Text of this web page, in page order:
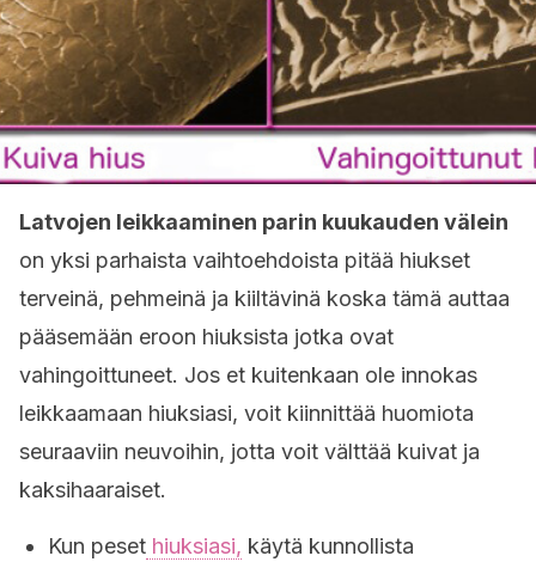
Latvojen leikkaaminen parin kuukauden välein
on yksi parhaista vaihtoehdoista pitää hiukset
terveinä, pehmeinä ja kiiltävinä koska tämä auttaa
pääsemään eroon hiuksista jotka ovat
vahingoittuneet. Jos et kuitenkaan ole innokas
leikkaamaan hiuksiasi, voit kiinnittää huomiota
seuraaviin neuvoihin, jotta voit välttää kuivat ja
kaksihaaraiset.
Kun peset hiuksiasi, käytä kunnollista